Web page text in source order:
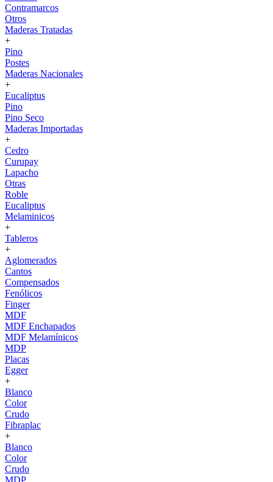
Contramarcos
Otros
Maderas Tratadas
+
Pino
Postes
Maderas Nacionales
+
Eucaliptus
Pino
Pino Seco
Maderas Importadas
+
Cedro
Curupay
Lapacho
Otras
Roble
Eucaliptus
Melaminicos
+
Tableros
+
Aglomerados
Cantos
Compensados
Fenólicos
Finger
MDF
MDF Enchapados
MDF Melamínicos
MDP
Placas
Egger
+
Blanco
Color
Crudo
Fibraplac
+
Blanco
Color
Crudo
MDP